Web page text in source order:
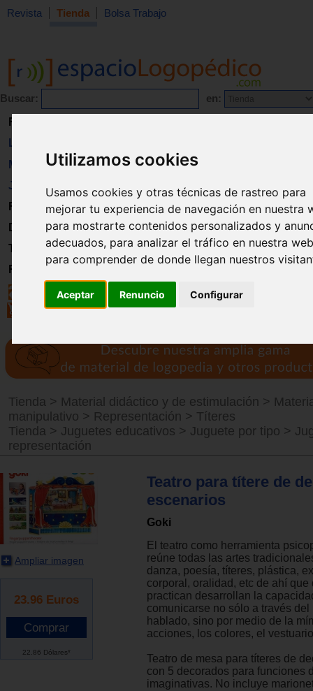
Utilizamos cookies
Usamos cookies y otras técnicas de rastreo para
mejorar tu experiencia de navegación en nuestra
para mostrarte contenidos personalizados y
adecuados, para analizar el tráfico en nuestra
para comprender de donde llegan nuestros
Aceptar Renuncio Configurar
Revista Tienda Bolsa Trabajo
Buscar: en:
Revista
Libros
Material
Juguetes
Formación
Directorio
Trabajo
Registro
Tienda > Material didáctico y de estimulación >
manipulativo > Representación > Títeres
Tienda > Juguetes educativos > Juguete por tipo >
representación
Ampliar imagen
23.96 Euros
22.86 Dólares*
Teatro para títere de
escenarios
Goki
El teatro como herramienta
reúne todas las artes
danza, poesía, títeres, plástica,
corporal, oralidad, etc de ahí que
practican desarrollan la
comunicarse no sólo a través
hablado, sino por medio de la
acciones, los colores, el
Teatro de mesa para títeres de
con 5 decorados para funciones
imaginativas. No incluye